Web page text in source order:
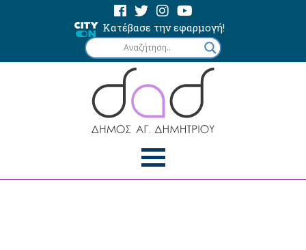
Κατέβασε την εφαρμογή!